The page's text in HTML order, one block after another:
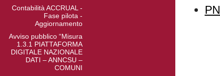
Contabilità ACCRUAL -
Fase pilota -
Aggiornamento
Avviso pubblico “Misura
1.3.1 PIATTAFORMA
DIGITALE NAZIONALE
DATI – ANNCSU –
COMUNI